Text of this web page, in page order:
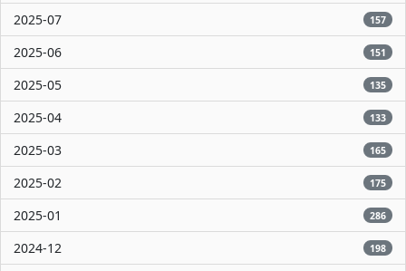
2025-07 157
2025-06 151
2025-05 135
2025-04 133
2025-03 165
2025-02 175
2025-01 286
2024-12 198